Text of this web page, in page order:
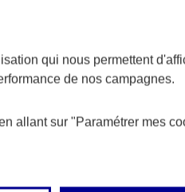
qui nous permettent
de nos campagnes.
allant sur "Paramétrer mes